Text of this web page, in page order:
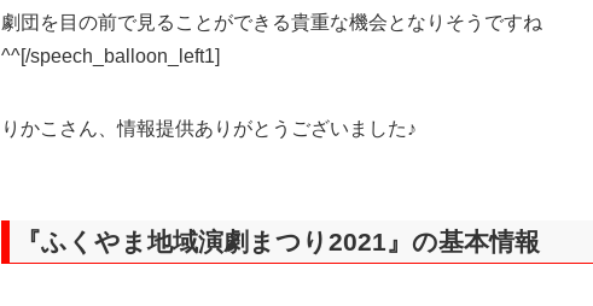
劇団を目の前で見ることができる貴重な機会となりそうですね
^^[/speech_balloon_left1]
りかこさん、情報提供ありがとうございました♪
『ふくやま地域演劇まつり2021』の基本情報